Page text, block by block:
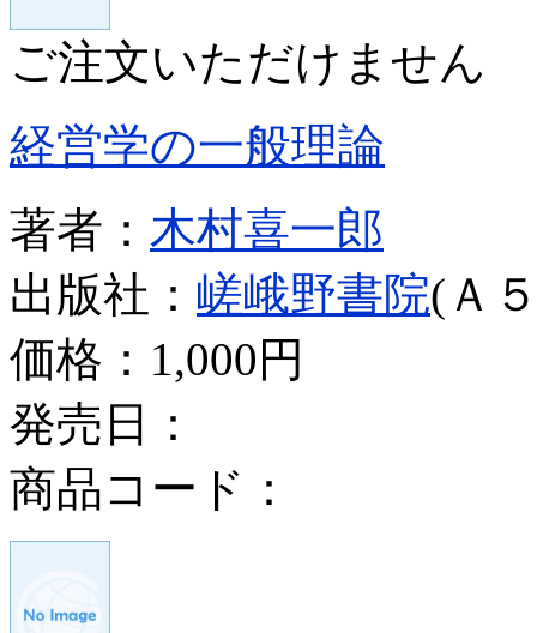
ご注文いただけません
経営学の一般理論
著者： 木村喜一郎
出版社： 嵯峨野書院(Ａ
価格： 1,000円
発売日：
商品コード：